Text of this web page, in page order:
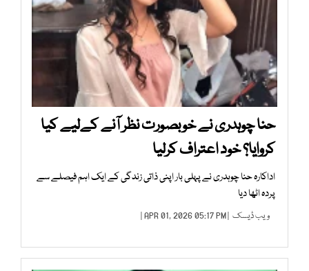
حنا چوہدری نے خوبصورت نظر آنے کےلیے کیا
کروایا؟ خود اعتراف کرلیا
اداکارہ حنا چوہدری نے پہلی بار اپنی ذاتی زندگی کے ایک اہم فیصلے سے
پردہ اٹھا دیا
ویب ڈیسک | APR 01, 2026 05:17 PM |